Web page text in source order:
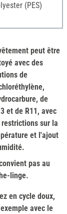
(PES)
peut être
avec des
de
de
et de R11, avec
restrictions sur la
et l'ajout
pas au
linge.
en cycle doux,
avec le